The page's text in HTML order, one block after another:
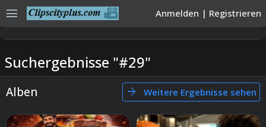
Anmelden | Registrieren
menu
Suchergebnisse "#29"
Alben arrow_forward Weitere Ergebnisse sehen